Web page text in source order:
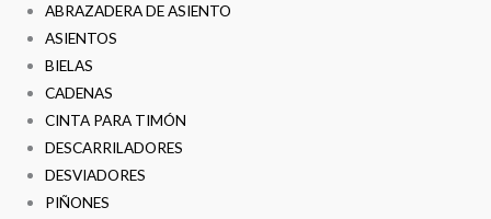
ABRAZADERA DE ASIENTO
ASIENTOS
BIELAS
CADENAS
CINTA PARA TIMÓN
DESCARRILADORES
DESVIADORES
PIÑONES